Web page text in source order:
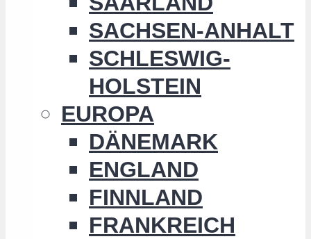
SACHSEN-ANHALT
SCHLESWIG-
HOLSTEIN
EUROPA
DÄNEMARK
ENGLAND
FINNLAND
FRANKREICH